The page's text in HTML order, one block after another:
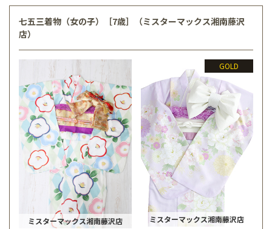
七五三着物（女の子）［7歳］（ミスターマックス湘南藤沢
店）
ミスターマックス湘南藤沢店
GOLD
ミスターマックス湘南藤沢店